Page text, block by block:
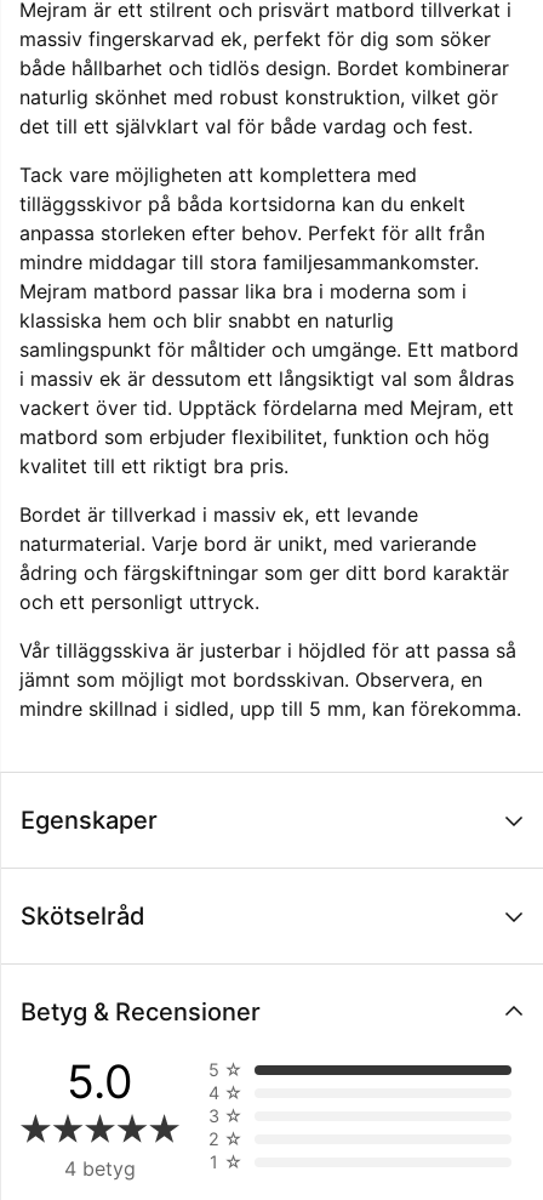
Mejram är ett stilrent och prisvärt matbord tillverkat i
massiv fingerskarvad ek, perfekt för dig som söker
både hållbarhet och tidlös design. Bordet kombinerar
naturlig skönhet med robust konstruktion, vilket gör
det till ett självklart val för både vardag och fest.
Tack vare möjligheten att komplettera med
tilläggsskivor på båda kortsidorna kan du enkelt
anpassa storleken efter behov. Perfekt för allt från
mindre middagar till stora familjesammankomster.
Mejram matbord passar lika bra i moderna som i
klassiska hem och blir snabbt en naturlig
samlingspunkt för måltider och umgänge. Ett matbord
i massiv ek är dessutom ett långsiktigt val som åldras
vackert över tid. Upptäck fördelarna med Mejram, ett
matbord som erbjuder flexibilitet, funktion och hög
kvalitet till ett riktigt bra pris.
Bordet är tillverkad i massiv ek, ett levande
naturmaterial. Varje bord är unikt, med varierande
ådring och färgskiftningar som ger ditt bord karaktär
och ett personligt uttryck.
Vår tilläggsskiva är justerbar i höjdled för att passa så
jämnt som möjligt mot bordsskivan. Observera, en
mindre skillnad i sidled, upp till 5 mm, kan förekomma.
Egenskaper
Skötselråd
Betyg & Recensioner
5.0
4 betyg
5 ☆
4 ☆
3 ☆
2 ☆
1 ☆